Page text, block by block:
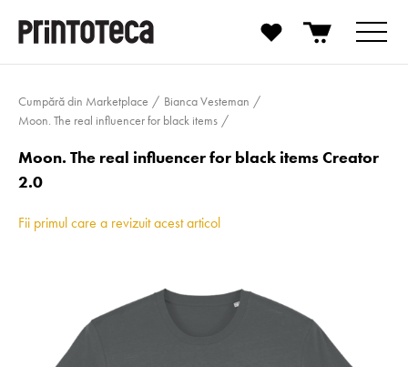
Cumpără din Marketplace
Bianca Vesteman
Moon. The real influencer for black items
Moon. The real influencer for black items Creator
2.0
Fii primul care a revizuit acest articol